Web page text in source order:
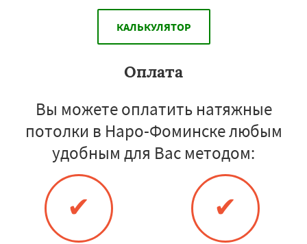
КАЛЬКУЛЯТОР
Оплата
Вы можете оплатить натяжные
потолки в Наро-Фоминске любым
удобным для Вас методом:
✔ ✔